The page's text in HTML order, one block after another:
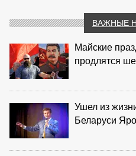
ВАЖНЫЕ
Майские
продлятся
Ушел из
Беларуси